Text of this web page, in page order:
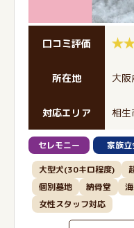
口コミ評価
所在地 大
対応エリア 相生
セレモニー 家族立
大型犬(30キロ程度)
個別墓地
納骨堂
女性スタッフ対応